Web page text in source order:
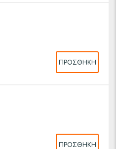
ΠΡΟΣΘΉΚΗ
ΠΡΟΣΘΉΚΗ